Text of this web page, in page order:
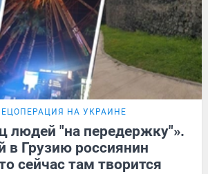
НА УКРАИНЕ
людей "на передержку"».
в Грузию россиянин
сейчас там творится